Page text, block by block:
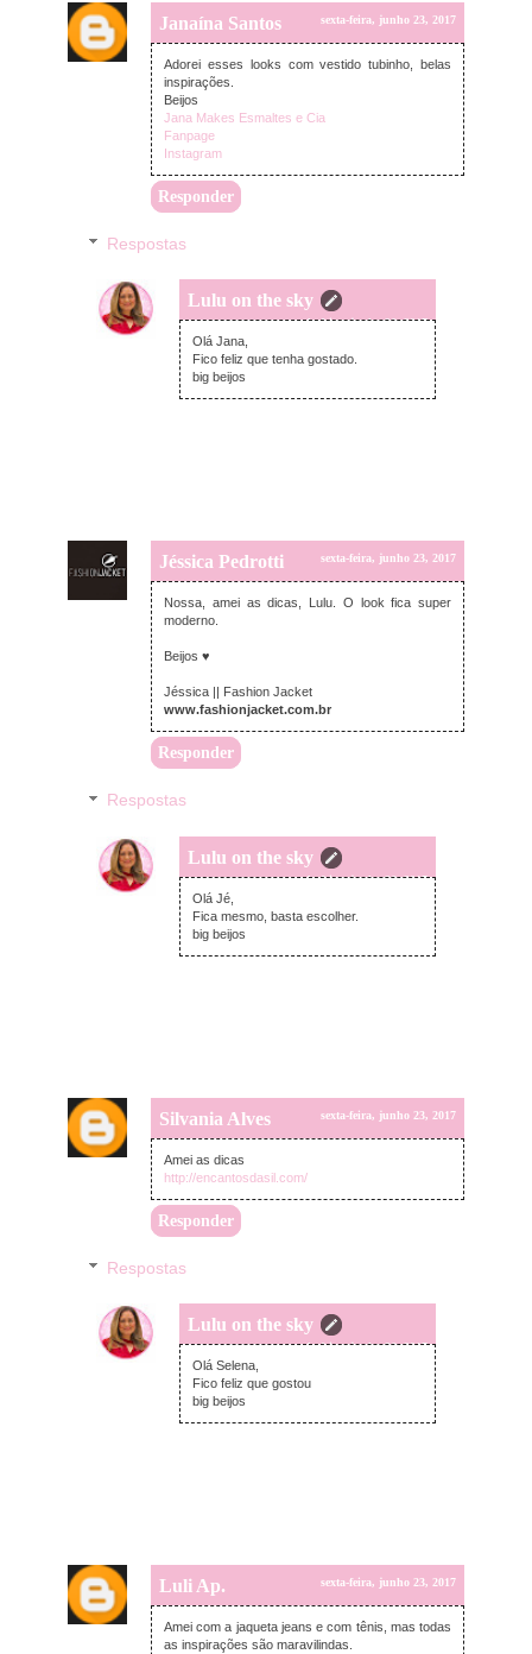
Janaína Santos sexta-feira, junho 23, 2017
Adorei esses looks com vestido tubinho, belas
inspirações.
Beijos
Jana Makes Esmaltes e Cia
Fanpage
Instagram
Responder
Respostas
Lulu on the sky
segunda-feira, junho 26, 2017
Olá Jana,
Fico feliz que tenha gostado.
big beijos
Jéssica Pedrotti sexta-feira, junho 23, 2017
Nossa, amei as dicas, Lulu. O look fica super
moderno.
Beijos ♥
Jéssica || Fashion Jacket
www.fashionjacket.com.br
Responder
Respostas
Lulu on the sky
segunda-feira, junho 26, 2017
Olá Jé,
Fica mesmo, basta escolher.
big beijos
Silvania Alves sexta-feira, junho 23, 2017
Amei as dicas
http://encantosdasil.com/
Responder
Respostas
Lulu on the sky
segunda-feira, junho 26, 2017
Olá Selena,
Fico feliz que gostou
big beijos
Luli Ap. sexta-feira, junho 23, 2017
Amei com a jaqueta jeans e com tênis, mas todas
as inspirações são maravilindas.